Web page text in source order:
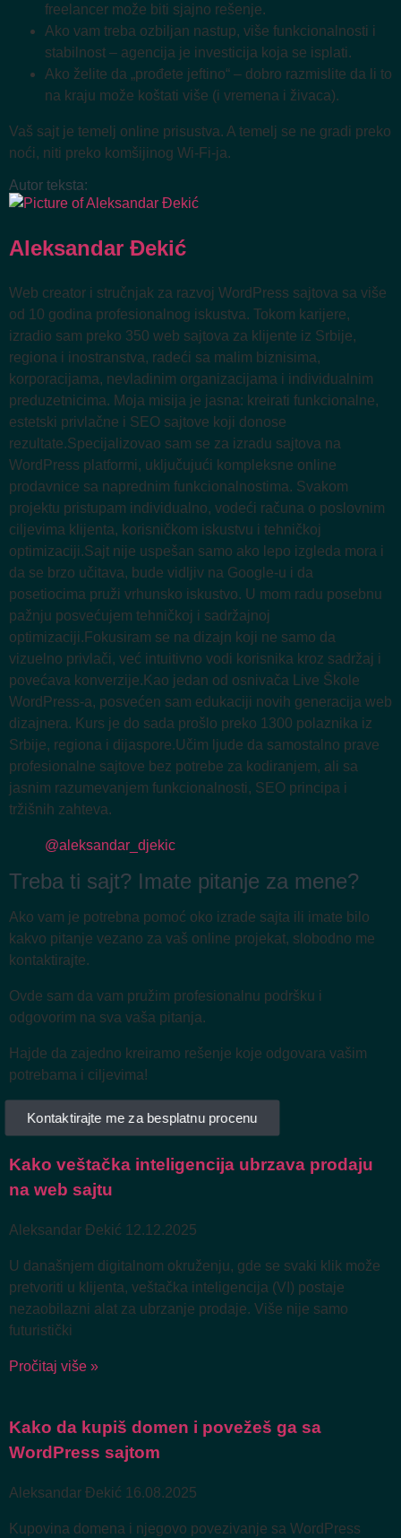
freelancer može biti sjajno rešenje.
Ako vam treba ozbiljan nastup, više funkcionalnosti i
stabilnost – agencija je investicija koja se isplati.
Ako želite da „prođete jeftino“ – dobro razmislite da li to
na kraju može koštati više (i vremena i živaca).
Vaš sajt je temelj online prisustva. A temelj se ne gradi preko
noći, niti preko komšijinog Wi-Fi-ja.
Autor teksta:
Aleksandar Đekić
Web creator i stručnjak za razvoj WordPress sajtova sa više
od 10 godina profesionalnog iskustva. Tokom karijere,
izradio sam preko 350 web sajtova za klijente iz Srbije,
regiona i inostranstva, radeći sa malim biznisima,
korporacijama, nevladinim organizacijama i individualnim
preduzetnicima. Moja misija je jasna: kreirati funkcionalne,
estetski privlačne i SEO sajtove koji donose
rezultate.Specijalizovao sam se za izradu sajtova na
WordPress platformi, uključujući kompleksne online
prodavnice sa naprednim funkcionalnostima. Svakom
projektu pristupam individualno, vodeći računa o poslovnim
ciljevima klijenta, korisničkom iskustvu i tehničkoj
optimizaciji.Sajt nije uspešan samo ako lepo izgleda mora i
da se brzo učitava, bude vidljiv na Google-u i da
posetiocima pruži vrhunsko iskustvo. U mom radu posebnu
pažnju posvećujem tehničkoj i sadržajnoj
optimizaciji.Fokusiram se na dizajn koji ne samo da
vizuelno privlači, već intuitivno vodi korisnika kroz sadržaj i
povećava konverzije.Kao jedan od osnivača Live Škole
WordPress-a, posvećen sam edukaciji novih generacija web
dizajnera. Kurs je do sada prošlo preko 1300 polaznika iz
Srbije, regiona i dijaspore.Učim ljude da samostalno prave
profesionalne sajtove bez potrebe za kodiranjem, ali sa
jasnim razumevanjem funkcionalnosti, SEO principa i
tržišnih zahteva.
@aleksandar_djekic
Treba ti sajt? Imate pitanje za mene?
Ako vam je potrebna pomoć oko izrade sajta ili imate bilo
kakvo pitanje vezano za vaš online projekat, slobodno me
kontaktirajte.
Ovde sam da vam pružim profesionalnu podršku i
odgovorim na sva vaša pitanja.
Hajde da zajedno kreiramo rešenje koje odgovara vašim
potrebama i ciljevima!
Kontaktirajte me za besplatnu procenu
Kako veštačka inteligencija ubrzava prodaju
na web sajtu
Aleksandar Đekić 12.12.2025
U današnjem digitalnom okruženju, gde se svaki klik može
pretvoriti u klijenta, veštačka inteligencija (VI) postaje
nezaobilazni alat za ubrzanje prodaje. Više nije samo
futuristički
Pročitaj više »
Kako da kupiš domen i povežeš ga sa
WordPress sajtom
Aleksandar Đekić 16.08.2025
Kupovina domena i njegovo povezivanje sa WordPress